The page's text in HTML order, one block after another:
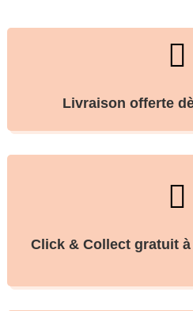

Livraison offerte

Click & Collect gratuit